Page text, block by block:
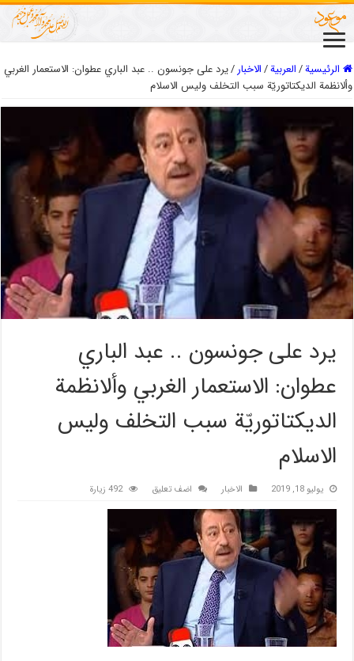
الرئيسية/العربیة/الاخبار/يرد على جونسون .. عبد الباري عطوان: الاستعمار الغربي
وألانظمة الديكتاتوريّة سبب التخلف وليس الاسلام
يرد على جونسون .. عبد الباري
عطوان: الاستعمار الغربي وألانظمة
الديكتاتوريّة سبب التخلف وليس
الاسلام
يوليو 18, 2019 الاخبار اضف تعليق 492 زيارة